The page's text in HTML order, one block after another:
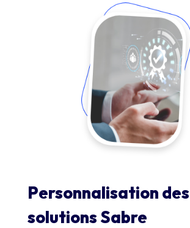
Personnalisation des
solutions Sabre